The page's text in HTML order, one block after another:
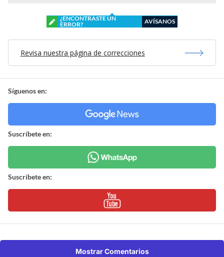
¿ENCONTRASTE UN
ERROR?
AVÍSANOS
Revisa nuestra página de correcciones
Síguenos en:
Suscríbete en:
Suscríbete en:
Mostrar Comentarios